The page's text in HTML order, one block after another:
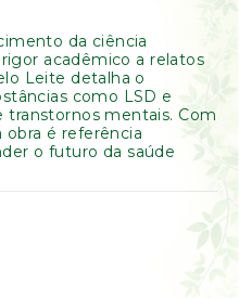
da ciência
acadêmico a relatos
Leite detalha o
como LSD e
transtornos mentais. Com
obra é referência
o futuro da saúde